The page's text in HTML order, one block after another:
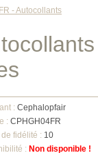
- Autocollants
: Cephalopfair
: CPHGH04FR
de fidélité : 10
: Non disponible !